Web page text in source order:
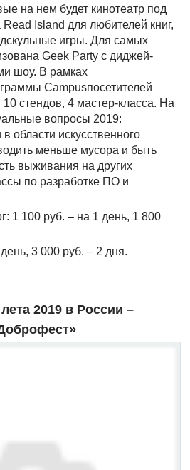
на нем будет кинотеатр под
Island для любителей книг,
игры. Для самых
Geek Party с диджей-
шоу. В рамках
Campusпосетителей
стендов, 4 мастер-класса. На
вопросы 2019:
области искусственного
меньше мусора и быть
выживания на других
по разработке ПО и
1 100 руб. – на 1 день, 1 800
3 000 руб. – 2 дня.
2019 в России –